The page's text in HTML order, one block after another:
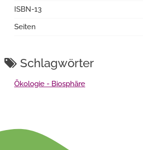
ISBN-13
Seiten
Schlagwörter
Ökologie - Biosphäre